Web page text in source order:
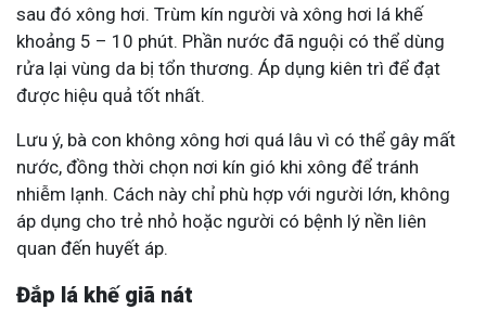
sau đó xông hơi. Trùm kín người và xông hơi lá khế
khoảng 5 – 10 phút. Phần nước đã nguội có thể dùng
rửa lại vùng da bị tổn thương. Áp dụng kiên trì để đạt
được hiệu quả tốt nhất.
Lưu ý, bà con không xông hơi quá lâu vì có thể gây mất
nước, đồng thời chọn nơi kín gió khi xông để tránh
nhiễm lạnh. Cách này chỉ phù hợp với người lớn, không
áp dụng cho trẻ nhỏ hoặc người có bệnh lý nền liên
quan đến huyết áp.
Đắp lá khế giã nát